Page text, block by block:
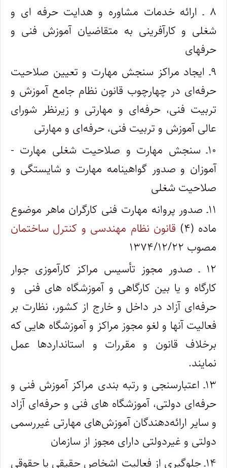
۸ ـ ارائه خدمات مشاوره و هدایت حرفه­ ای و
شغلی و کارآفرینی به متقاضیان آموزش فنی و
حرفه‏ای
۹ـ ایجاد مراکز سنجش مهارت و تعیین صلاحیت
حرفه‌ای در چهارچوب قانون نظام جامع آموزش و
تربیت فنی، حرفه‌ای و مهارتی و زیر‌نظر شورای
‌عالی آموزش و تربیت فنی، حرفه‌ای و مهارتی
۱۰ـ سنجش مهارت و صلاحیت شغلی مهارت ­
آموزان و صدور گواهینامه مهارت و شایستگی و
صلاحیت شغلی
۱۱ـ صدور پروانه مهارت فنی کارگران ماهر موضوع
ماده (۴)
قانون نظام مهندسی و کنترل ساختمان
مصوب ۱۳۷۴/۱۲/۲۲
۱۲ ـ صدور مجوز تأسیس مراکز کارآموزی جوار
کارگاه و یا بین کارگاهی و آموزشگاه های فنی و‌
حرفه‌ای آزاد در داخل و خارج از کشور، نظارت بر
فعالیت آنها و لغو مجوز مراکز و آموزشگاه هایی که
بر­خلاف قانون و مقررات و استانداردها عمل
نمایند.
۱۳ـ اعتبارسنجی و رتبه ­بندی مراکز آموزش فنی و
حرفه‌ای دولتی، آموزشگاه های فنی و حرفه‌ای آزاد
و سایر ارائه‌دهندگان آموزش‌های مهارتی غیر‌رسمی
دولتی و غیردولتی دارای مجوز از سازمان
۱۴ـ جلوگیری از فعالیت اشخاص حقیقی یا حقوقی